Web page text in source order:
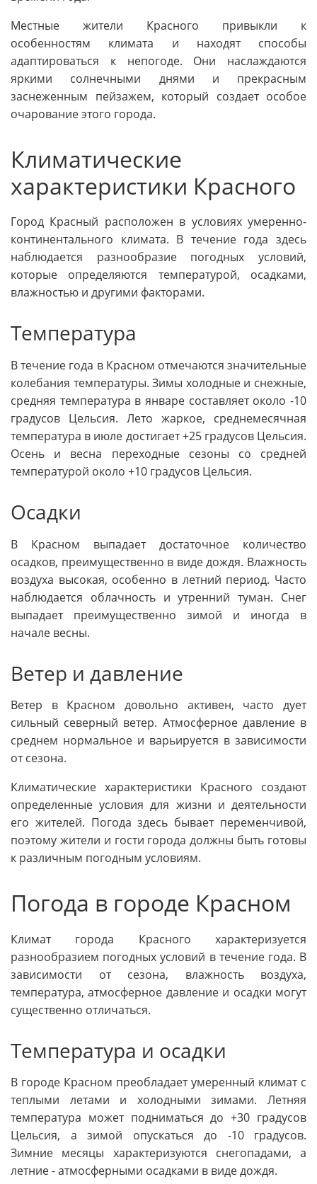
Местные жители Красного привыкли к
особенностям климата и находят способы
адаптироваться к непогоде. Они наслаждаются
яркими солнечными днями и прекрасным
заснеженным пейзажем, который создает особое
очарование этого города.
Климатические
характеристики Красного
Город Красный расположен в условиях умеренно-
континентального климата. В течение года здесь
наблюдается разнообразие погодных условий,
которые определяются температурой, осадками,
влажностью и другими факторами.
Температура
В течение года в Красном отмечаются значительные
колебания температуры. Зимы холодные и снежные,
средняя температура в январе составляет около -10
градусов Цельсия. Лето жаркое, среднемесячная
температура в июле достигает +25 градусов Цельсия.
Осень и весна переходные сезоны со средней
температурой около +10 градусов Цельсия.
Осадки
В Красном выпадает достаточное количество
осадков, преимущественно в виде дождя. Влажность
воздуха высокая, особенно в летний период. Часто
наблюдается облачность и утренний туман. Снег
выпадает преимущественно зимой и иногда в
начале весны.
Ветер и давление
Ветер в Красном довольно активен, часто дует
сильный северный ветер. Атмосферное давление в
среднем нормальное и варьируется в зависимости
от сезона.
Климатические характеристики Красного создают
определенные условия для жизни и деятельности
его жителей. Погода здесь бывает переменчивой,
поэтому жители и гости города должны быть готовы
к различным погодным условиям.
Погода в городе Красном
Климат города Красного характеризуется
разнообразием погодных условий в течение года. В
зависимости от сезона, влажность воздуха,
температура, атмосферное давление и осадки могут
существенно отличаться.
Температура и осадки
В городе Красном преобладает умеренный климат с
теплыми летами и холодными зимами. Летняя
температура может подниматься до +30 градусов
Цельсия, а зимой опускаться до -10 градусов.
Зимние месяцы характеризуются снегопадами, а
летние - атмосферными осадками в виде дождя.